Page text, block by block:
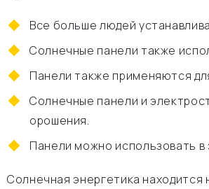
Все больше людей
Солнечные панели также
Панели также применяются
Солнечные панели и
орошения.
Панели можно использовать в
Солнечная энергетика